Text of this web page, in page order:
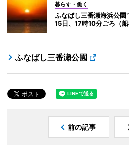
暮らす・働く
ふなばし三番瀬海浜公園
15日、17時10分ごろ（船
ふなばし三番瀬公園
前の記事